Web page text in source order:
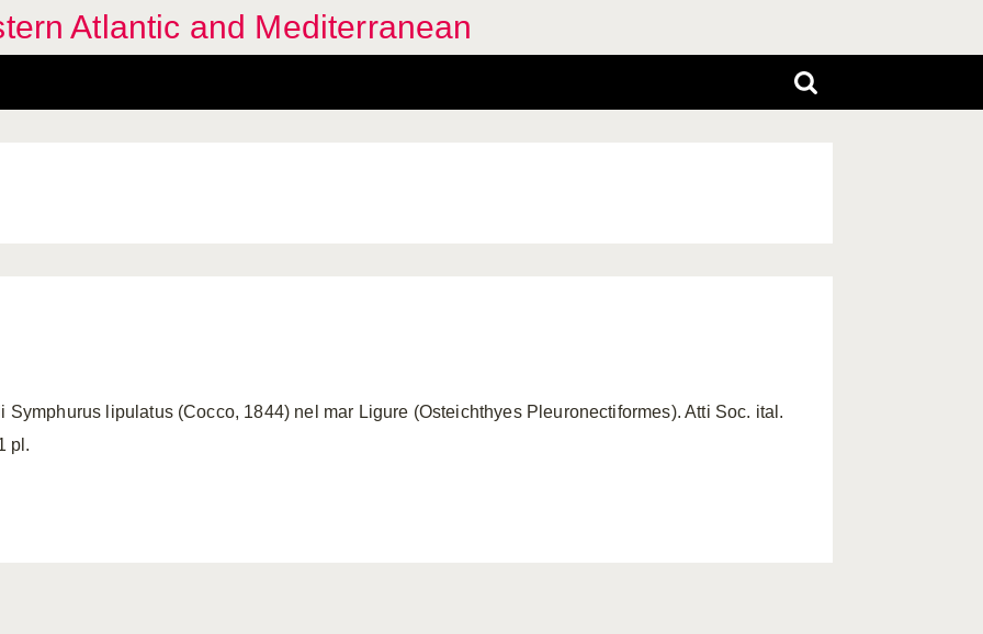
Atlantic and Mediterranean
lipulatus (Cocco, 1844) nel mar Ligure (Osteichthyes Pleuronectiformes). Atti Soc. ital.
pl.